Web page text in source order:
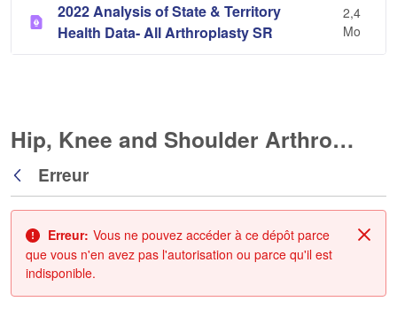
2022 Analysis of State & Territory
Health Data- All Arthroplasty SR
2,4
Mo
Hip, Knee and Shoulder Arthroplasty
Retour
Erreur
Fin
Erreur: Vous ne pouvez accéder à ce dépôt parce
que vous n'en avez pas l'autorisation ou parce qu'il est
indisponible.